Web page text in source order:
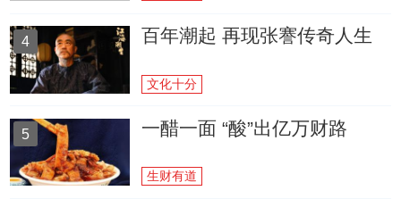
4 百年潮起 再现张謇传奇人生
文化十分
5 一醋一面 “酸”出亿万财路
生财有道